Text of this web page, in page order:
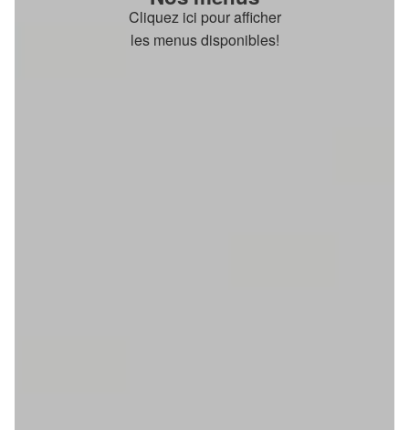
Cliquez ici pour afficher
les menus disponibles!